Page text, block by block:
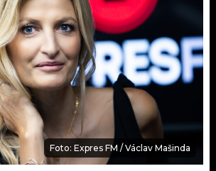
Foto: Expres FM / Václav Mašinda